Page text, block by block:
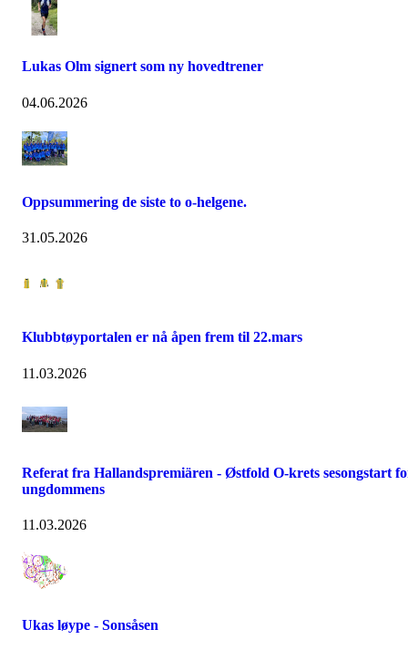
Lukas Olm signert som ny hovedtrener
04.06.2026
Oppsummering de siste to o-helgene.
31.05.2026
Klubbtøyportalen er nå åpen frem til 22.mars
11.03.2026
Referat fra Hallandspremiären - Østfold O-krets sesongstart
ungdommens
11.03.2026
Ukas løype - Sonsåsen